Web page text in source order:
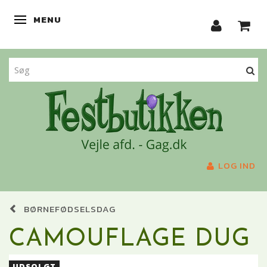
SKIFTE NAVIGATION
MENU
LOG IND
BØRNEFØDSELSDAG
CAMOUFLAGE DUG